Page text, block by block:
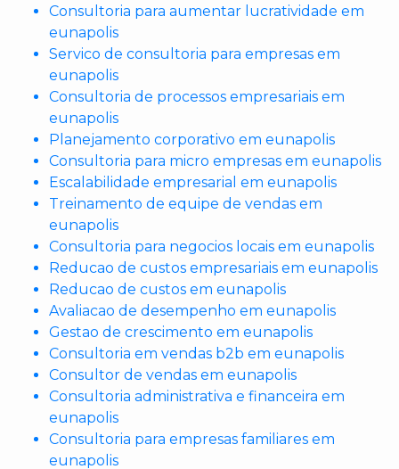
Consultoria para aumentar lucratividade em
eunapolis
Servico de consultoria para empresas em
eunapolis
Consultoria de processos empresariais em
eunapolis
Planejamento corporativo em eunapolis
Consultoria para micro empresas em eunapolis
Escalabilidade empresarial em eunapolis
Treinamento de equipe de vendas em
eunapolis
Consultoria para negocios locais em eunapolis
Reducao de custos empresariais em eunapolis
Reducao de custos em eunapolis
Avaliacao de desempenho em eunapolis
Gestao de crescimento em eunapolis
Consultoria em vendas b2b em eunapolis
Consultor de vendas em eunapolis
Consultoria administrativa e financeira em
eunapolis
Consultoria para empresas familiares em
eunapolis